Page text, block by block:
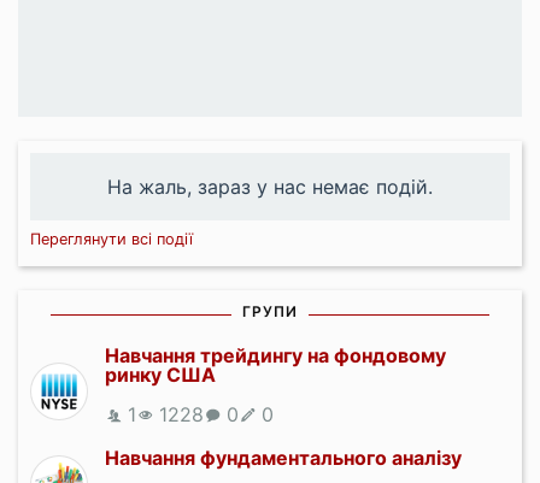
На жаль, зараз у нас немає подій.
Переглянути всі події
ГРУПИ
Навчання трейдингу на фондовому
ринку США
1
1228 0
0
Навчання фундаментального аналізу